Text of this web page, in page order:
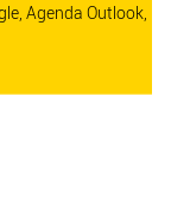
Agenda Outlook,